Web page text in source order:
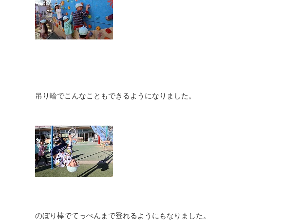
吊り輪でこんなこともできるようになりました。
のぼり棒でてっぺんまで登れるようにもなりました。